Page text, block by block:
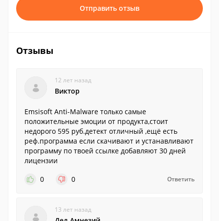
Отправить отзыв
Отзывы
12 лет назад
Виктор
Emsisoft Anti-Malware только самые
положительные эмоции от продукта,стоит
недорого 595 руб.детект отличный ,ещё есть
реф.программа если скачивают и устанавливают
программу по твоей ссылке добавляют 30 дней
лицензии
0
0 Ответить
13 лет назад